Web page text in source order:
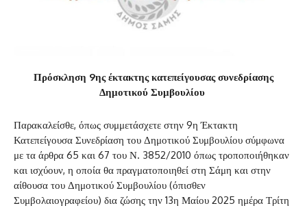
Πρόσκληση 9ης έκτακτης κατεπείγουσας συνεδρίασης
Δημοτικού Συμβουλίου
Παρακαλείσθε, όπως συμμετάσχετε στην 9η Έκτακτη
Κατεπείγουσα Συνεδρίαση του Δημοτικού Συμβουλίου σύμφωνα
με τα άρθρα 65 και 67 του Ν. 3852/2010 όπως τροποποιήθηκαν
και ισχύουν, η οποία θα πραγματοποιηθεί στη Σάμη και στην
αίθουσα του Δημοτικού Συμβουλίου (όπισθεν
Συμβολαιογραφείου) δια ζώσης την 13η Μαίου 2025 ημέρα Τρίτη